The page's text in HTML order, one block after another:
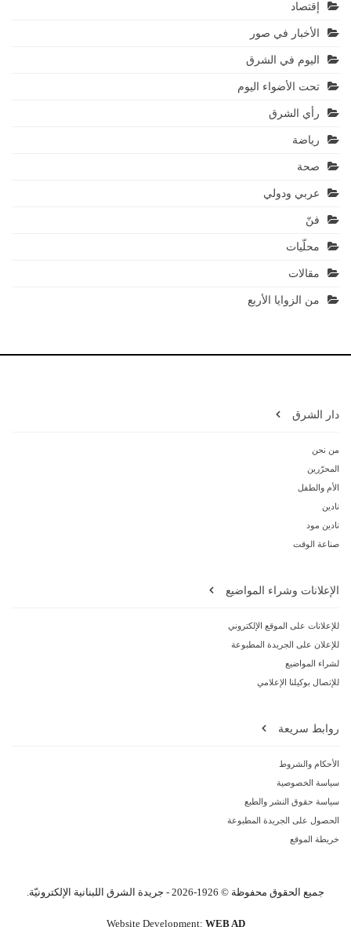
إقتصاد
الأخبار في صور
اليوم في الشرق
تحت الأضواء اليوم
رأي الشرق
رياضة
صحة
عربي ودولي
فنّ
محلّيات
مقالات
من الزوايا الأربع
دار الشرق
من نحن
المحرّرين
الأم والطفل
نادين
نادين مود
صناعة الوقت
الإعلانات وشراء المواضيع
للإعلانات على الموقع الإلكتروني
للإعلان على الجريدة المطبوعة
لشراء المواضيع
للإتصال بوكيلنا الإعلامي
روابط سريعة
الأحكام والشروط
سياسة الخصوصية
سياسة حقوق النشر والطبع
الحصول على الجريدة المطبوعة
خريطة الموقع
جميع الحقوق محفوظة © 1926-2026 - جريدة الشرق اللبنانية الإلكترونيّة.
Website Development: WEB AD